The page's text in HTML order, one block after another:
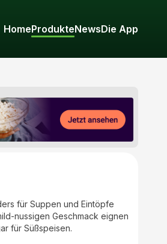
HomeProdukteNewsDie App
für Suppen und Eintöpfe
nussigen Geschmack eignen
für Süßspeisen.